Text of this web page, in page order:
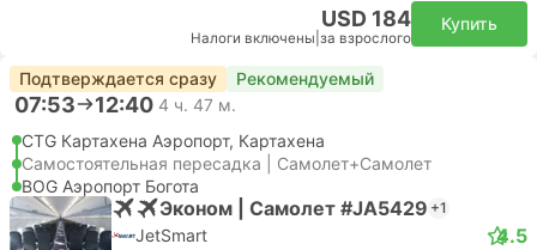
USD 184
Налоги включены за взрослого
Купить
Подтверждается сразу Рекомендуемый
07:53 12:40 4 ч. 47 м.
CTG Картахена Аэропорт, Картахена
Самостоятельная пересадка | Самолет+Самолет
BOG Аэропорт Богота
Эконом | Самолет #JA5429 +1
JetSmart 4.5